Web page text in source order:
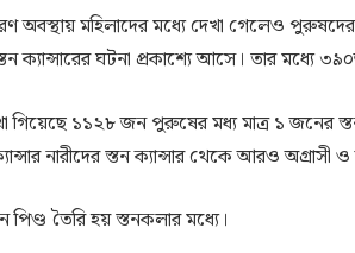
অবস্থায় মহিলাদের মধ্যে দেখা গেলেও
ক্যান্সারের ঘটনা প্রকাশ্যে আসে। তার মধ্যে
গিয়েছে ১১২৮ জন পুরুষের মধ্য মাত্র ১ জনের
নারীদের স্তন ক্যান্সার থেকে আরও অগ্রাসী
পিণ্ড তৈরি হয় স্তনকলার মধ্যে।